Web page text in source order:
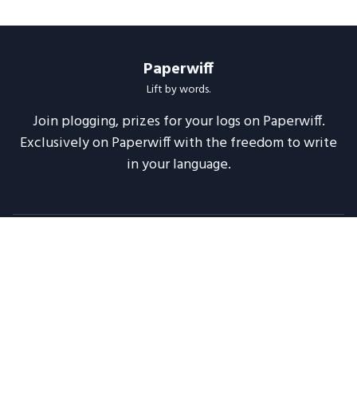
Paperwiff
Lift by words.
Join plogging, prizes for your logs on Paperwiff.
Exclusively on Paperwiff with the freedom to write
in your language.